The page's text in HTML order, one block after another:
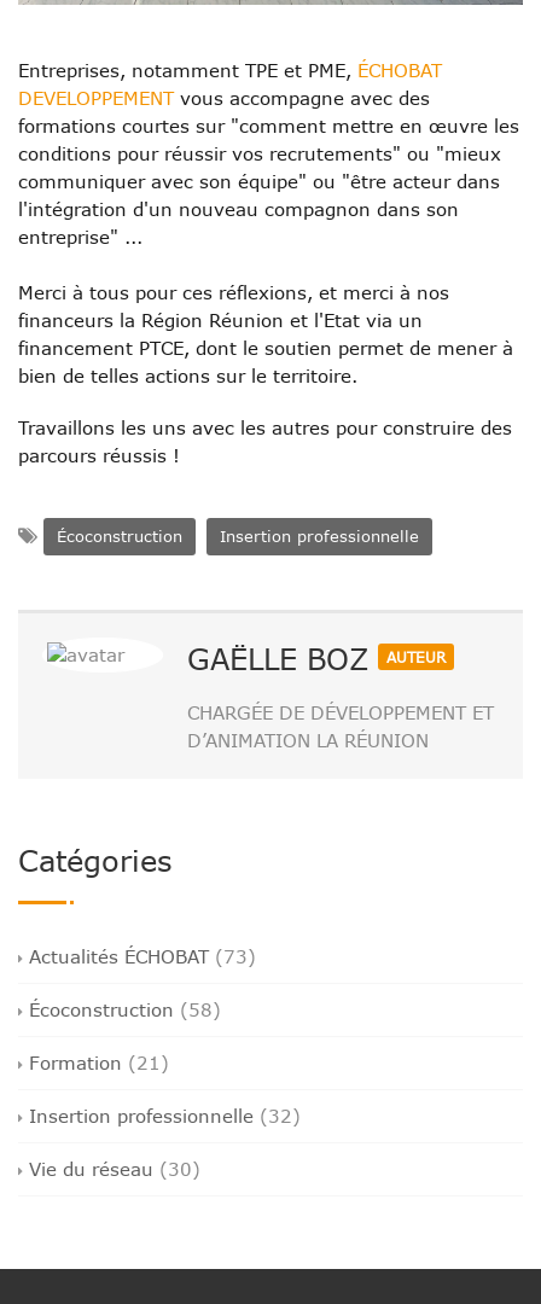
Entreprises, notamment TPE et PME, ÉCHOBAT
DEVELOPPEMENT vous accompagne avec des
formations courtes sur "comment mettre en œuvre les
conditions pour réussir vos recrutements" ou "mieux
communiquer avec son équipe" ou "être acteur dans
l'intégration d'un nouveau compagnon dans son
entreprise" ...
Merci à tous pour ces réflexions, et merci à nos
financeurs la Région Réunion et l'Etat via un
financement PTCE, dont le soutien permet de mener à
bien de telles actions sur le territoire.
Travaillons les uns avec les autres pour construire des
parcours réussis !
Écoconstruction Insertion professionnelle
GAËLLE BOZ AUTEUR
CHARGÉE DE DÉVELOPPEMENT ET
D’ANIMATION LA RÉUNION
Catégories
Actualités ÉCHOBAT(73)
Écoconstruction (58)
Formation (21)
Insertion professionnelle (32)
Vie du réseau (30)